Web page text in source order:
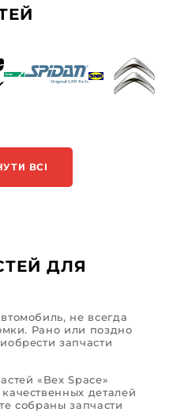
ВСІ
ДЛЯ
не всегда
Рано или поздно
запчасти
«Bex Space»
деталей
собраны запчасти